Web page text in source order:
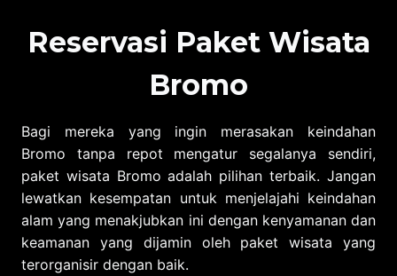
Reservasi Paket Wisata
Bromo
Bagi mereka yang ingin merasakan keindahan
Bromo tanpa repot mengatur segalanya sendiri,
paket wisata Bromo adalah pilihan terbaik. Jangan
lewatkan kesempatan untuk menjelajahi keindahan
alam yang menakjubkan ini dengan kenyamanan dan
keamanan yang dijamin oleh paket wisata yang
terorganisir dengan baik.